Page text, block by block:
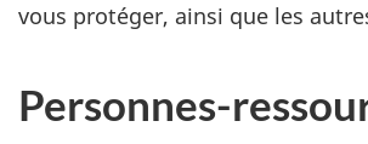
vous protéger, ainsi que les
Personnes-